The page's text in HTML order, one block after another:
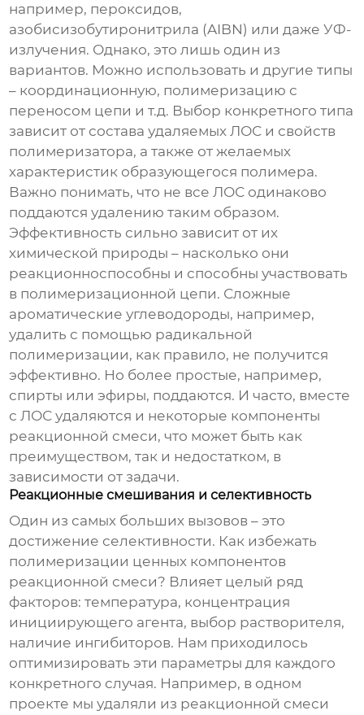
например, пероксидов,
азобисизобутиронитрила (AIBN) или даже УФ-
излучения. Однако, это лишь один из
вариантов. Можно использовать и другие типы
– координационную, полимеризацию с
переносом цепи и т.д. Выбор конкретного типа
зависит от состава удаляемых ЛОС и свойств
полимеризатора, а также от желаемых
характеристик образующегося полимера.
Важно понимать, что не все ЛОС одинаково
поддаются удалению таким образом.
Эффективность сильно зависит от их
химической природы – насколько они
реакционноспособны и способны участвовать
в полимеризационной цепи. Сложные
ароматические углеводороды, например,
удалить с помощью радикальной
полимеризации, как правило, не получится
эффективно. Но более простые, например,
спирты или эфиры, поддаются. И часто, вместе
с ЛОС удаляются и некоторые компоненты
реакционной смеси, что может быть как
преимуществом, так и недостатком, в
зависимости от задачи.
Реакционные смешивания и селективность
Один из самых больших вызовов – это
достижение селективности. Как избежать
полимеризации ценных компонентов
реакционной смеси? Влияет целый ряд
факторов: температура, концентрация
инициирующего агента, выбор растворителя,
наличие ингибиторов. Нам приходилось
оптимизировать эти параметры для каждого
конкретного случая. Например, в одном
проекте мы удаляли из реакционной смеси